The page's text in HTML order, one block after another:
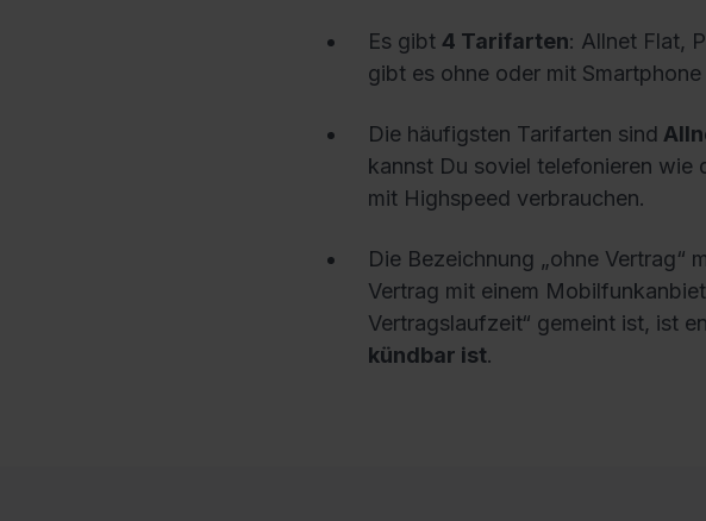
Es gibt4 Tarifarten: Allnet Flat,
gibt es ohne oder mit Smartphone
Die häufigsten Tarifarten sind
kannst Du soviel telefonieren
mit Highspeed verbrauchen.
Die Bezeichnung „ohne Vertrag“
Vertrag mit einem
Vertragslaufzeit“ gemeint ist, ist
kündbar ist.